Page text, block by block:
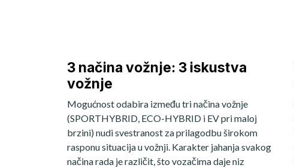
3 načina vožnje: 3 iskustva
vožnje
Mogućnost odabira između tri načina vožnje
(SPORTHYBRID, ECO-HYBRID i EV pri maloj
brzini) nudi svestranost za prilagodbu širokom
rasponu situacija u vožnji. Karakter jahanja svakog
načina rada je različit, što vozačima daje niz